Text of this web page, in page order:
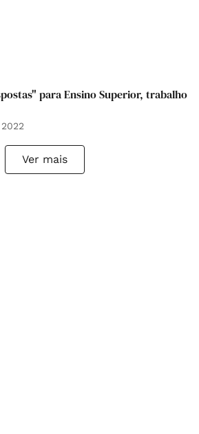
para Ensino Superior, trabalho
Ver mais